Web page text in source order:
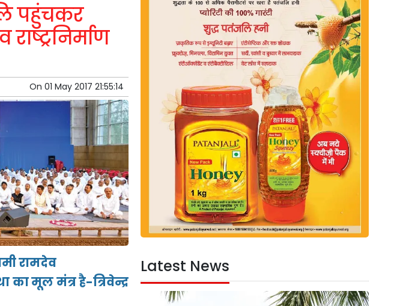
पहुंचकर
On 01 May 2017 21:55:14
रामदेव
का मूल मंत्र है-त्रिवेन्द्र
Latest News